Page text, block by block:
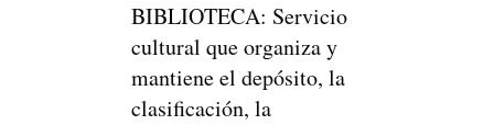
BIBLIOTECA: Servicio
cultural que organiza y
mantiene el depósito, la
clasificación, la